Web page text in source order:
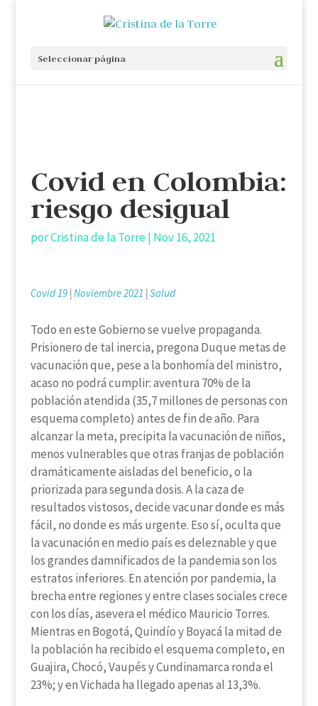
Seleccionar página
Covid en Colombia:
riesgo desigual
porCristina de la Torre| Nov 16, 2021
Covid 19|Noviembre 2021 |Salud
Todo en este Gobierno se vuelve propaganda.
Prisionero de tal inercia, pregona Duque metas de
vacunación que, pese a la bonhomía del ministro,
acaso no podrá cumplir: aventura 70% de la
población atendida (35,7 millones de personas con
esquema completo) antes de fin de año. Para
alcanzar la meta, precipita la vacunación de niños,
menos vulnerables que otras franjas de población
dramáticamente aisladas del beneficio, o la
priorizada para segunda dosis. A la caza de
resultados vistosos, decide vacunar donde es más
fácil, no donde es más urgente. Eso sí, oculta que
la vacunación en medio país es deleznable y que
los grandes damnificados de la pandemia son los
estratos inferiores. En atención por pandemia, la
brecha entre regiones y entre clases sociales crece
con los días, asevera el médico Mauricio Torres.
Mientras en Bogotá, Quindío y Boyacá la mitad de
la población ha recibido el esquema completo, en
Guajira, Chocó, Vaupés y Cundinamarca ronda el
23%; y en Vichada ha llegado apenas al 13,3%.